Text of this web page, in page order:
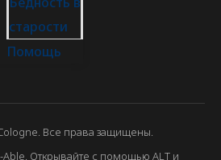
старости
Помощь
Все права защищены.
Открывайте с помощью ALT и